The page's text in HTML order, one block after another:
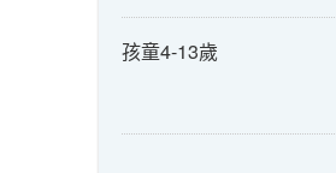
孩童4-13歲